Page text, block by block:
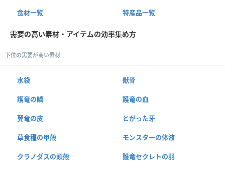
食材一覧 特産品一覧
需要の高い素材・アイテムの効率集め方
下位の需要が高い素材
水袋 獣骨
護竜の鱗 護竜の血
翼竜の皮 とがった牙
草食種の甲殻 モンスターの体液
クラノダスの頭殻 護竜セクレトの羽